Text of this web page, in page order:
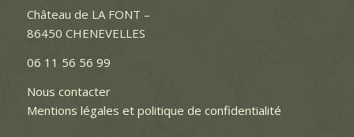
Château de LA FONT –
86450 CHENEVELLES
06 11 56 56 99
Nous contacter
Mentions légales et politique de confidentialité